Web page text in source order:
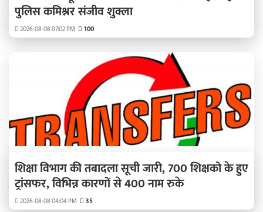
पुलिस कमिश्नर संजीव शुक्ला
2026-08-08 07:02 PM 100
शिक्षा विभाग की तबादला सूची जारी, 700 शिक्षको के हुए
ट्रांसफर, विभिन्न कारणों से 400 नाम रुके
2026-08-08 04:04 PM 35